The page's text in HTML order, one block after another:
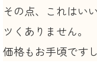
その点、これはい
ツくありません。
価格もお手頃です